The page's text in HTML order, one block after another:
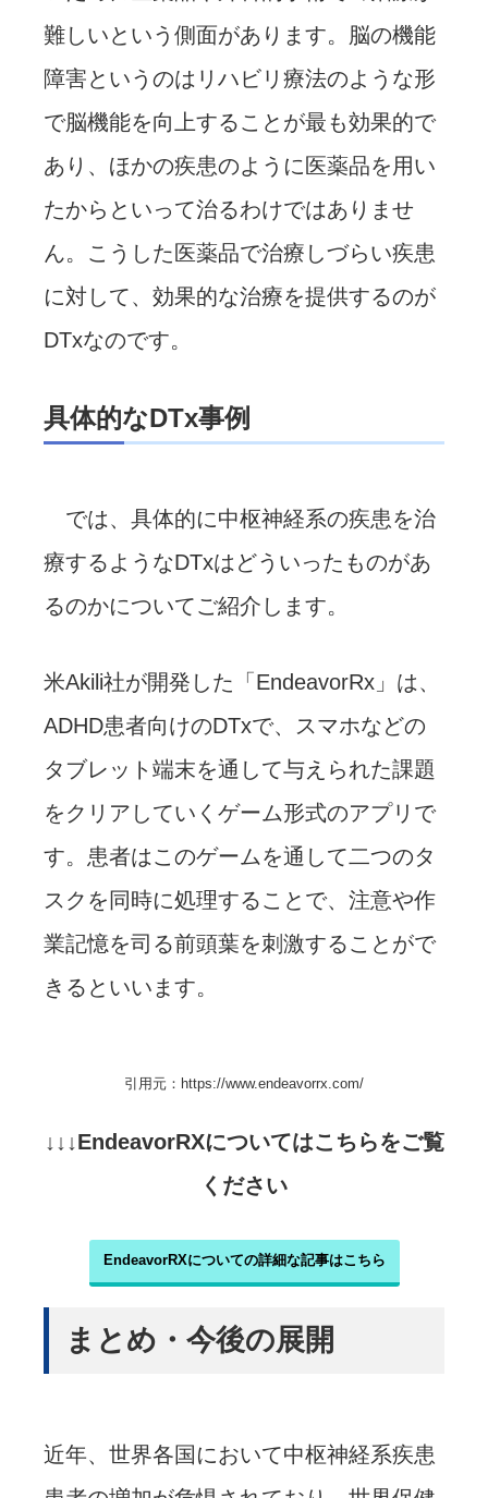
難しいという側面があります。脳の機能
障害というのはリハビリ療法のような形
で脳機能を向上することが最も効果的で
あり、ほかの疾患のように医薬品を用い
たからといって治るわけではありませ
ん。こうした医薬品で治療しづらい疾患
に対して、効果的な治療を提供するのが
DTxなのです。
具体的なDTx事例
では、具体的に中枢神経系の疾患を治
療するようなDTxはどういったものがあ
るのかについてご紹介します。
米Akili社が開発した「EndeavorRx」は、
ADHD患者向けのDTxで、スマホなどの
タブレット端末を通して与えられた課題
をクリアしていくゲーム形式のアプリで
す。患者はこのゲームを通して二つのタ
スクを同時に処理することで、注意や作
業記憶を司る前頭葉を刺激することがで
きるといいます。
引用元：https://www.endeavorrx.com/
↓↓↓EndeavorRXについてはこちらをご覧
ください
EndeavorRXについての詳細な記事はこちら
まとめ・今後の展開
近年、世界各国において中枢神経系疾患